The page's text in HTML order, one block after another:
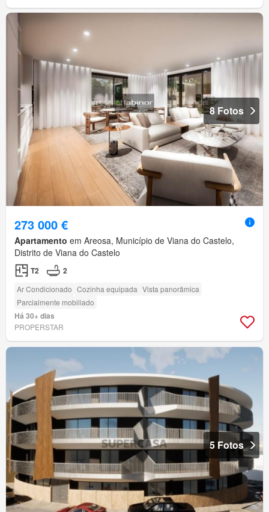
8 Fotos
273 000 €
Apartamento em Areosa, Município de Viana do Castelo,
Distrito de Viana do Castelo
T2 2
Ar Condicionado Cozinha equipada Vista panorâmica
Parcialmente mobiliado
Há 30+ dias
PROPERSTAR
5 Fotos